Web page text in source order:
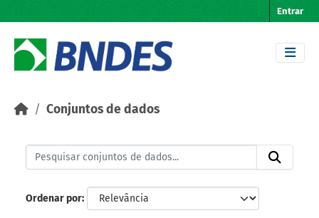
Entrar
Conjuntos de dados
Ordenar por